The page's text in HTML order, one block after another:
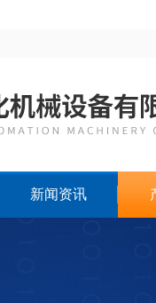
新闻资讯